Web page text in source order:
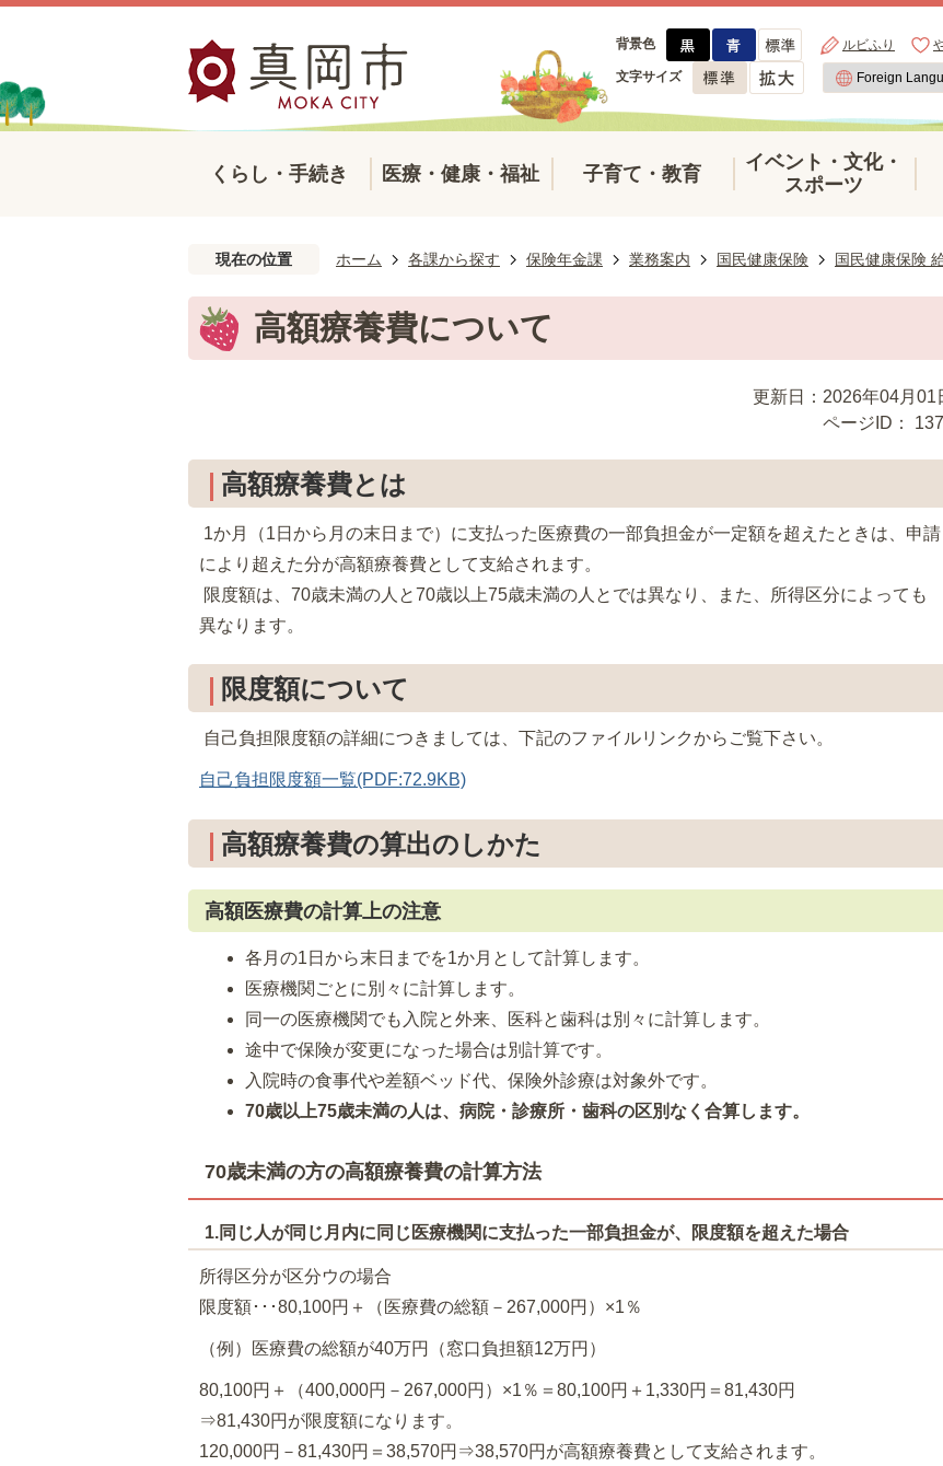
背景色 ルビふり
文字サイズ
くらし・手続き 医療・健康・福祉 子育て・教育
イベント・文化・
スポーツ
現在の位置 ホーム 各課から探す 保険年金課 業務案内 国民健康保険 国民健康保険
高額療養費について
更新日：2026年04月01
ページID：
高額療養費とは
1か月（1日から月の末日まで）に支払った医療費の一部負担金が一定額を超えたときは、申請
により超えた分が高額療養費として支給されます。
限度額は、70歳未満の人と70歳以上75歳未満の人とでは異なり、また、所得区分によっても
異なります。
限度額について
自己負担限度額の詳細につきましては、下記のファイルリンクからご覧下さい。
自己負担限度額一覧(PDF:72.9KB)
高額療養費の算出のしかた
高額医療費の計算上の注意
各月の1日から末日までを1か月として計算します。
医療機関ごとに別々に計算します。
同一の医療機関でも入院と外来、医科と歯科は別々に計算します。
途中で保険が変更になった場合は別計算です。
入院時の食事代や差額ベッド代、保険外診療は対象外です。
70歳以上75歳未満の人は、病院・診療所・歯科の区別なく合算します。
70歳未満の方の高額療養費の計算方法
1.同じ人が同じ月内に同じ医療機関に支払った一部負担金が、限度額を超えた場合
所得区分が区分ウの場合
限度額･･･80,100円＋（医療費の総額－267,000円）×1％
（例）医療費の総額が40万円（窓口負担額12万円）
80,100円＋（400,000円－267,000円）×1％＝80,100円＋1,330円＝81,430円
⇒81,430円が限度額になります。
120,000円－81,430円＝38,570円⇒38,570円が高額療養費として支給されます。